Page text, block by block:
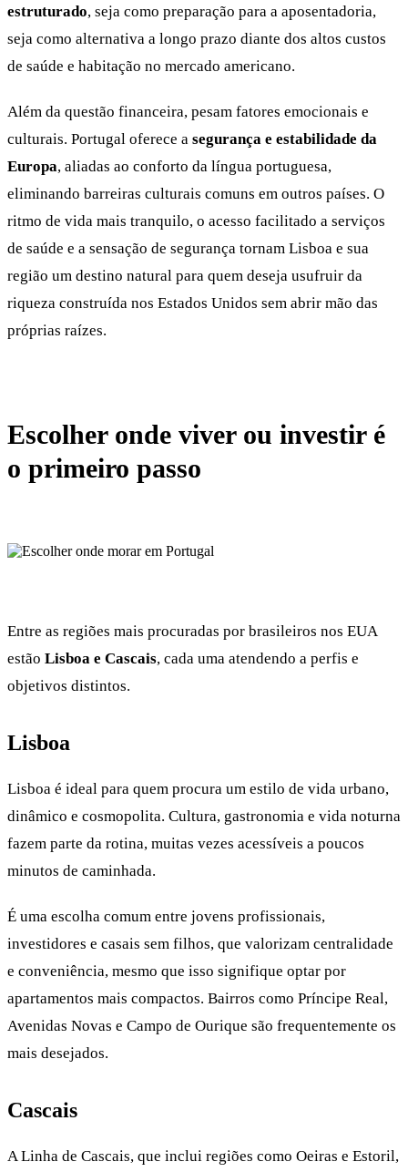
estruturado, seja como preparação para a aposentadoria,
seja como alternativa a longo prazo diante dos altos custos
de saúde e habitação no mercado americano.
Além da questão financeira, pesam fatores emocionais e
culturais. Portugal oferece a segurança e estabilidade da
Europa, aliadas ao conforto da língua portuguesa,
eliminando barreiras culturais comuns em outros países. O
ritmo de vida mais tranquilo, o acesso facilitado a serviços
de saúde e a sensação de segurança tornam Lisboa e sua
região um destino natural para quem deseja usufruir da
riqueza construída nos Estados Unidos sem abrir mão das
próprias raízes.
Escolher onde viver ou investir é
o primeiro passo
Entre as regiões mais procuradas por brasileiros nos EUA
estão Lisboa e Cascais, cada uma atendendo a perfis e
objetivos distintos.
Lisboa
Lisboa é ideal para quem procura um estilo de vida urbano,
dinâmico e cosmopolita. Cultura, gastronomia e vida noturna
fazem parte da rotina, muitas vezes acessíveis a poucos
minutos de caminhada.
É uma escolha comum entre jovens profissionais,
investidores e casais sem filhos, que valorizam centralidade
e conveniência, mesmo que isso signifique optar por
apartamentos mais compactos. Bairros como Príncipe Real,
Avenidas Novas e Campo de Ourique são frequentemente os
mais desejados.
Cascais
A Linha de Cascais, que inclui regiões como Oeiras e Estoril,